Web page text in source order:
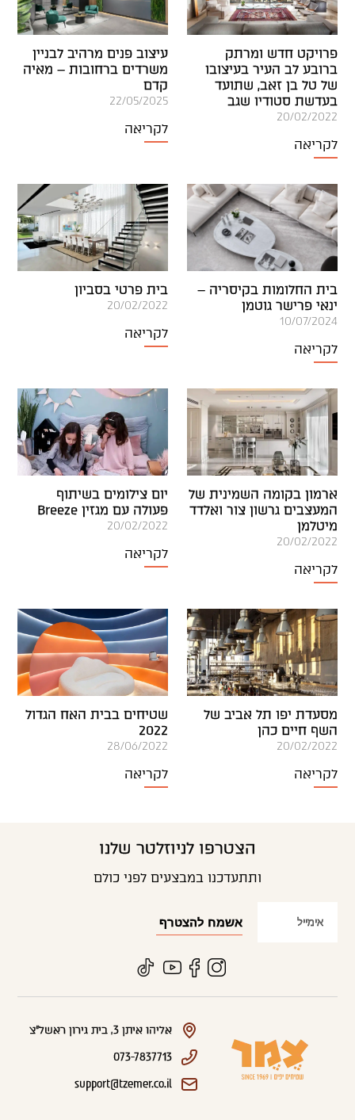
פרויקט חדש ומרתק
ברובע לב העיר בעיצובו
של טל בן זאב, שתועד
בעדשת סטודיו שגב
20/02/2022
לקריאה
עיצוב פנים מרהיב לבניין
משרדים ברחובות – מאיה
קדם
22/05/2025
לקריאה
בית החלומות בקיסריה –
ינאי פרישר גוטמן
10/07/2024
לקריאה
בית פרטי בסביון
20/02/2022
לקריאה
ארמון בקומה השמינית של
המעצבים גרשון צור ואלדד
מיטלמן
20/02/2022
לקריאה
יום צילומים בשיתוף
פעולה עם מגזין Breeze
20/02/2022
לקריאה
מסעדת יפו תל אביב של
השף חיים כהן
20/02/2022
לקריאה
שטיחים בבית האח הגדול
2022
28/06/2022
לקריאה
הצטרפו לניוזלטר שלנו
ותתעדכנו במבצעים לפני כולם
אליהו איתן 3, בית גירון ראשל"צ
073-7837713
support@tzemer.co.il